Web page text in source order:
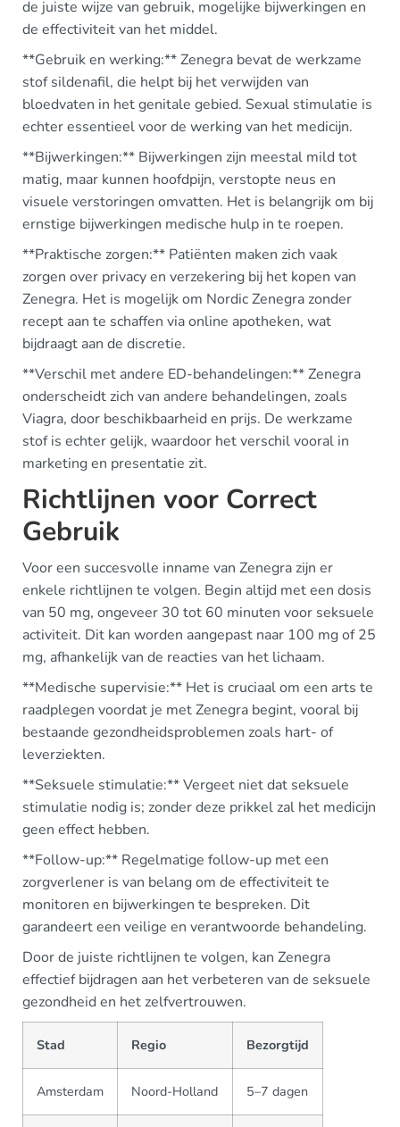
de juiste wijze van gebruik, mogelijke bijwerkingen en
de effectiviteit van het middel.
**Gebruik en werking:** Zenegra bevat de werkzame
stof sildenafil, die helpt bij het verwijden van
bloedvaten in het genitale gebied. Sexual stimulatie is
echter essentieel voor de werking van het medicijn.
**Bijwerkingen:** Bijwerkingen zijn meestal mild tot
matig, maar kunnen hoofdpijn, verstopte neus en
visuele verstoringen omvatten. Het is belangrijk om bij
ernstige bijwerkingen medische hulp in te roepen.
**Praktische zorgen:** Patiënten maken zich vaak
zorgen over privacy en verzekering bij het kopen van
Zenegra. Het is mogelijk om Nordic Zenegra zonder
recept aan te schaffen via online apotheken, wat
bijdraagt aan de discretie.
**Verschil met andere ED-behandelingen:** Zenegra
onderscheidt zich van andere behandelingen, zoals
Viagra, door beschikbaarheid en prijs. De werkzame
stof is echter gelijk, waardoor het verschil vooral in
marketing en presentatie zit.
Richtlijnen voor Correct
Gebruik
Voor een succesvolle inname van Zenegra zijn er
enkele richtlijnen te volgen. Begin altijd met een dosis
van 50 mg, ongeveer 30 tot 60 minuten voor seksuele
activiteit. Dit kan worden aangepast naar 100 mg of 25
mg, afhankelijk van de reacties van het lichaam.
**Medische supervisie:** Het is cruciaal om een arts te
raadplegen voordat je met Zenegra begint, vooral bij
bestaande gezondheidsproblemen zoals hart- of
leverziekten.
**Seksuele stimulatie:** Vergeet niet dat seksuele
stimulatie nodig is; zonder deze prikkel zal het medicijn
geen effect hebben.
**Follow-up:** Regelmatige follow-up met een
zorgverlener is van belang om de effectiviteit te
monitoren en bijwerkingen te bespreken. Dit
garandeert een veilige en verantwoorde behandeling.
Door de juiste richtlijnen te volgen, kan Zenegra
effectief bijdragen aan het verbeteren van de seksuele
gezondheid en het zelfvertrouwen.
Stad Regio Bezorgtijd
Amsterdam Noord-Holland 5–7 dagen